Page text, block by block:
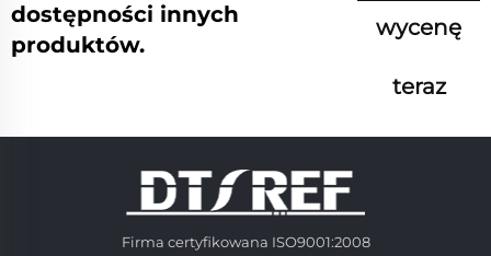
dostępności innych
produktów.
wycenę
teraz
Firma certyfikowana ISO9001:2008